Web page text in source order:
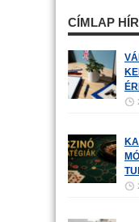
CÍMLAP